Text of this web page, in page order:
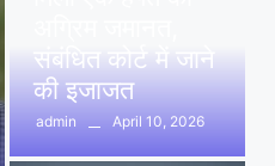
संबंधित कोर्ट में जाने
की इजाजत
admin April 10, 2026